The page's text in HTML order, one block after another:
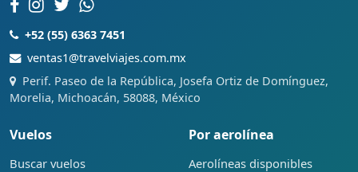
+52 (55) 6363 7451
ventas1@travelviajes.com.mx
Perif. Paseo de la República, Josefa Ortiz de Domínguez,
Morelia, Michoacán, 58088, México
Vuelos
Buscar vuelos
Por aerolínea
Aerolíneas disponibles